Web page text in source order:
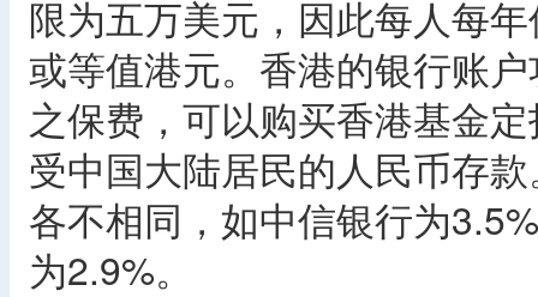
限为五万美元，因此每人每
或等值港元。香港的银行账
之保费，可以购买香港基金
受中国大陆居民的人民币存
各不相同，如中信银行为
为2.9%。